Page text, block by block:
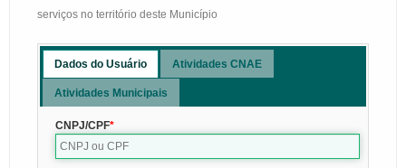
serviços no território deste Município
Dados do Usuário Atividades CNAE
Atividades Municipais
CNPJ/CPF